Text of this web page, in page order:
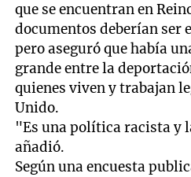
que se encuentran en
documentos deberían ser
pero aseguró que había
grande entre la
quienes viven y trabajan
Unido.
"Es una política racista y
añadió.
Según una encuesta